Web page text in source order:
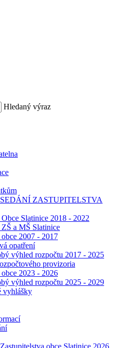
Hledaný výraz
ZASTUPITELSTVA
Slatinice 2018 - 2022
a MŠ Slatinice
2007 - 2017
opatření
výhled rozpočtu 2017 - 2025
provizoria
2023 - 2026
výhled rozpočtu 2025 - 2029
vyhlášky
obce Slatinice 2026